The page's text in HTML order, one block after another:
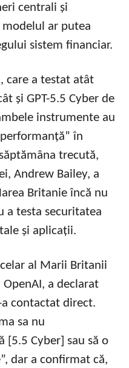
centrali și
ar putea
sistem financiar.
care a testat atât
și GPT-5.5 Cyber de
instrumente au
în
trecută,
Andrew Bailey, a
Britanie încă nu
a testa securitatea
și aplicații.
al Marii Britanii
a declarat
a contactat direct.
sa nu
[5.5 Cyber] sau să o
dar a confirmat că,